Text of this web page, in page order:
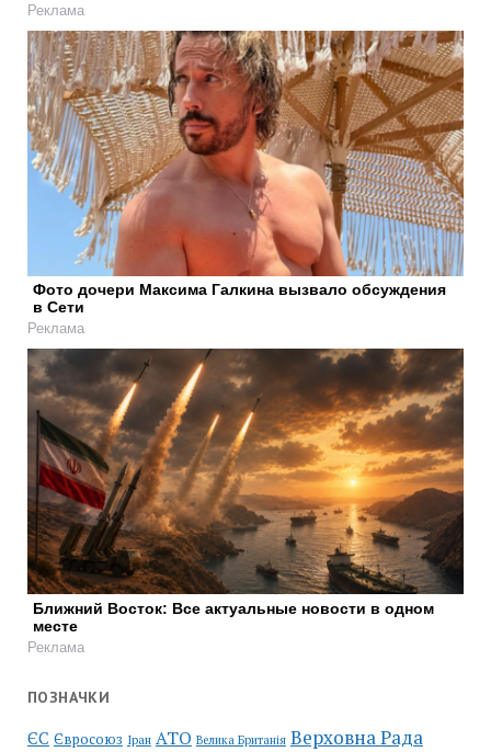
Реклама
Фото дочери Максима Галкина вызвало обсуждения
в Сети
Реклама
Ближний Восток: Все актуальные новости в одном
месте
Реклама
ПОЗНАЧКИ
ЄС Євросоюз Іран АТО Велика Британія Верховна Рада